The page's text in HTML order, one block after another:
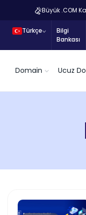
Büyük .COM
Türkçe
Bilgi
Bankası
Domain Ucuz